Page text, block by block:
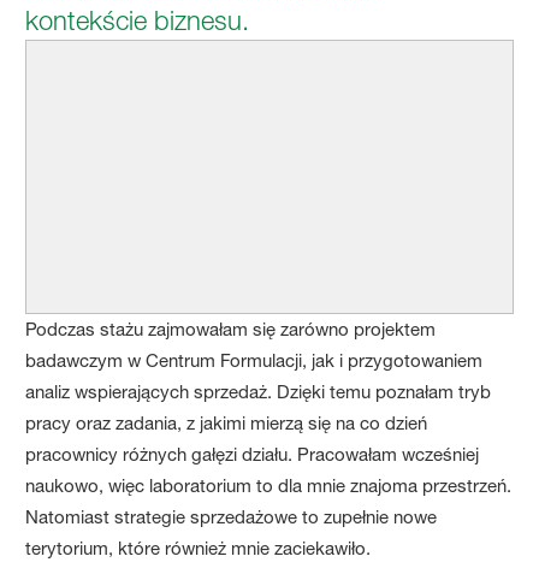
kontekście biznesu.
Podczas stażu zajmowałam się zarówno projektem
badawczym w Centrum Formulacji, jak i przygotowaniem
analiz wspierających sprzedaż. Dzięki temu poznałam tryb
pracy oraz zadania, z jakimi mierzą się na co dzień
pracownicy różnych gałęzi działu. Pracowałam wcześniej
naukowo, więc laboratorium to dla mnie znajoma przestrzeń.
Natomiast strategie sprzedażowe to zupełnie nowe
terytorium, które również mnie zaciekawiło.